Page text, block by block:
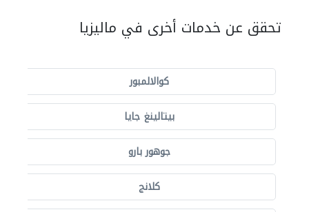
تحقق عن خدمات أخرى في ماليزيا
كوالالمبور
بيتالينغ جايا
جوهور بارو
كلانج